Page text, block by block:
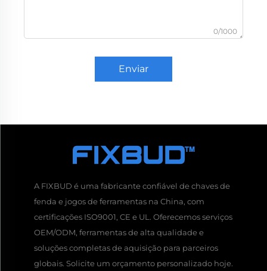
0/1000
Enviar
A FIXBUD é uma fabricante confiável de chaves de
fenda e jogos de ferramentas na China, com
certificações ISO9001, CE e UL. Oferecemos serviços
OEM/ODM, ferramentas de alta qualidade e
soluções completas de aquisição para parceiros
globais. Solicite um orçamento personalizado hoje.